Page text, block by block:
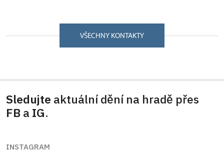
VŠECHNY KONTAKTY
Sledujte aktuální dění na hradě přes
FB a IG.
INSTAGRAM